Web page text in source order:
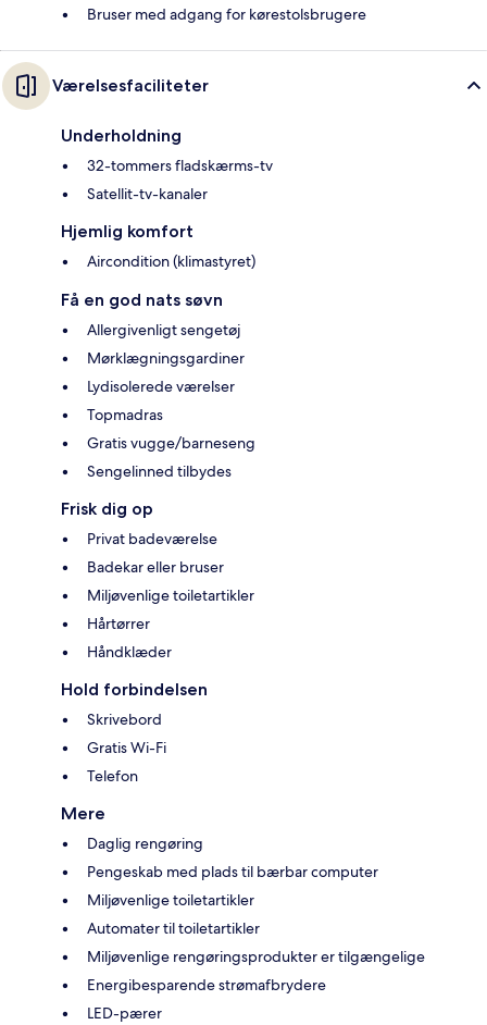
Bruser med adgang for kørestolsbrugere
Værelsesfaciliteter
Underholdning
32-tommers fladskærms-tv
Satellit-tv-kanaler
Hjemlig komfort
Aircondition (klimastyret)
Få en god nats søvn
Allergivenligt sengetøj
Mørklægningsgardiner
Lydisolerede værelser
Topmadras
Gratis vugge/barneseng
Sengelinned tilbydes
Frisk dig op
Privat badeværelse
Badekar eller bruser
Miljøvenlige toiletartikler
Hårtørrer
Håndklæder
Hold forbindelsen
Skrivebord
Gratis Wi-Fi
Telefon
Mere
Daglig rengøring
Pengeskab med plads til bærbar computer
Miljøvenlige toiletartikler
Automater til toiletartikler
Miljøvenlige rengøringsprodukter er tilgængelige
Energibesparende strømafbrydere
LED-pærer